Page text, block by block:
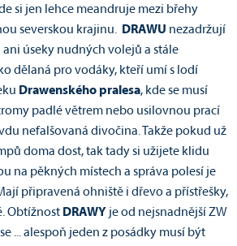
si jen lehce meandruje mezi břehy
severskou krajinu. DRAWU nezadržují
ani úseky nudných volejů a stále
dělaná pro vodáky, kteří umí s lodí
Drawenského pralesa, kde se musí
padlé větrem nebo usilovnou prací
nefalšovaná divočina. Takže pokud už
doma dost, tak tady si užijete klidu
na pěkných místech a správa polesí je
připravená ohniště i dřevo a přístřešky,
Obtížnost DRAWY je od nejsnadnější ZW
... alespoň jeden z posádky musí být